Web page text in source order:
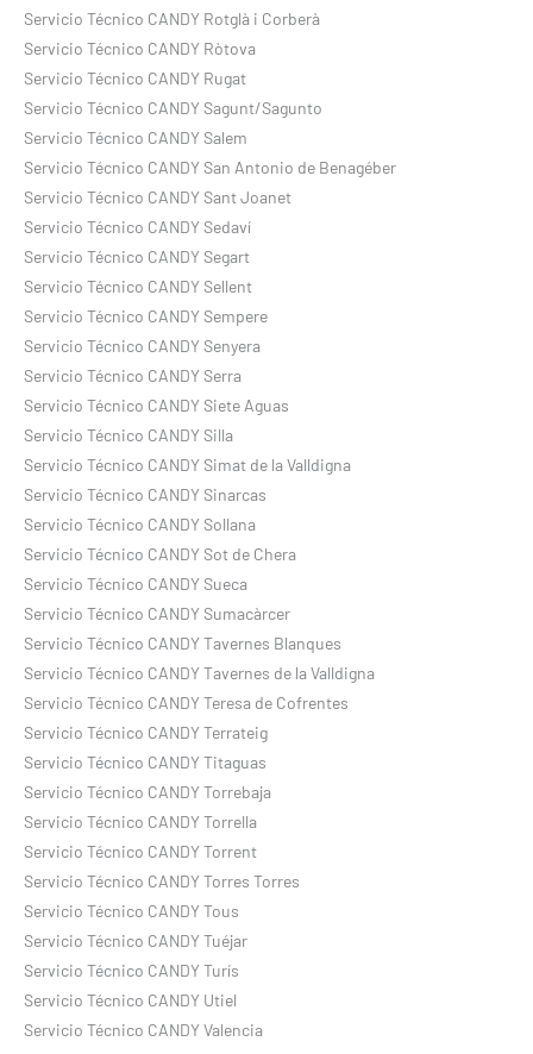
Servicio Técnico CANDY Rotglà i Corberà
Servicio Técnico CANDY Ròtova
Servicio Técnico CANDY Rugat
Servicio Técnico CANDY Sagunt/Sagunto
Servicio Técnico CANDY Salem
Servicio Técnico CANDY San Antonio de Benagéber
Servicio Técnico CANDY Sant Joanet
Servicio Técnico CANDY Sedaví
Servicio Técnico CANDY Segart
Servicio Técnico CANDY Sellent
Servicio Técnico CANDY Sempere
Servicio Técnico CANDY Senyera
Servicio Técnico CANDY Serra
Servicio Técnico CANDY Siete Aguas
Servicio Técnico CANDY Silla
Servicio Técnico CANDY Simat de la Valldigna
Servicio Técnico CANDY Sinarcas
Servicio Técnico CANDY Sollana
Servicio Técnico CANDY Sot de Chera
Servicio Técnico CANDY Sueca
Servicio Técnico CANDY Sumacàrcer
Servicio Técnico CANDY Tavernes Blanques
Servicio Técnico CANDY Tavernes de la Valldigna
Servicio Técnico CANDY Teresa de Cofrentes
Servicio Técnico CANDY Terrateig
Servicio Técnico CANDY Titaguas
Servicio Técnico CANDY Torrebaja
Servicio Técnico CANDY Torrella
Servicio Técnico CANDY Torrent
Servicio Técnico CANDY Torres Torres
Servicio Técnico CANDY Tous
Servicio Técnico CANDY Tuéjar
Servicio Técnico CANDY Turís
Servicio Técnico CANDY Utiel
Servicio Técnico CANDY Valencia